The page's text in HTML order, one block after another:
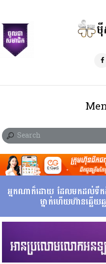
អ្នកណាក៏ដោយ ដែលមកដល់ទឹក
ម្នាក់ហើយហ៊ានឆ្លើយ